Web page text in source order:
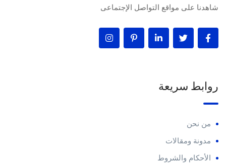
شاهدنا على مواقع التواصل الإجتماعى
روابط سريعة
من نحن
مدونة ومقالات
الأحكام والشروط